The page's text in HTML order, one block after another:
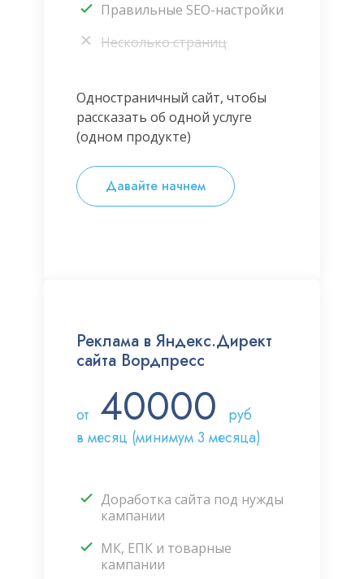
Правильные SEO-настройки
Несколько страниц
Одностраничный сайт, чтобы
рассказать об одной услуге
(одном продукте)
Давайте начнем
Реклама в Яндекс.Директ
сайта Вордпресс
от 40000
руб
в месяц (минимум 3 месяца)
Доработка сайта под нужды
кампании
МК, ЕПК и товарные
кампании